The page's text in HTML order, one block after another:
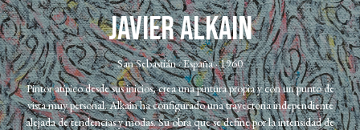
Javier Alkain
San Sebastián · España · 1960
Pintor atípico desde sus inicios, crea una pintura propia y con un punto de
vista muy personal. Alkain ha configurado una trayectoria independiente
alejada de tendencias y modas. Su obra que se define por la intensidad de